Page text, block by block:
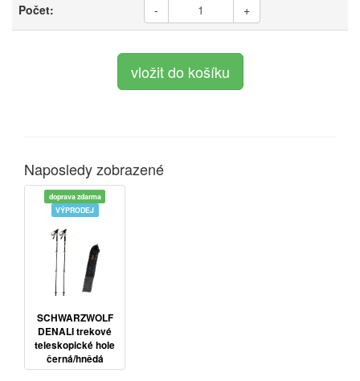
Počet: - +
Naposledy zobrazené
doprava zdarma
VÝPRODEJ
SCHWARZWOLF
DENALI trekové
teleskopické hole
černá/hnědá